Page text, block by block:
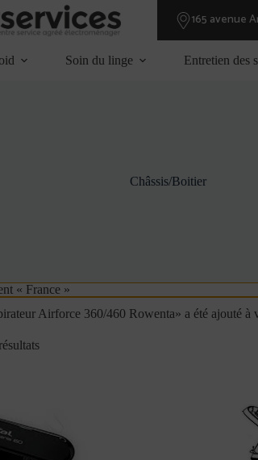
165 avenue
Soin du linge Entretien des
Châssis/Boitier
« France »
Airforce 360/460 Rowenta» a été ajouté à